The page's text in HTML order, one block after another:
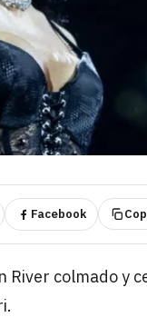
Facebook
River colmado y